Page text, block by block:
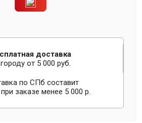
доставка
от 5 000 руб.
по СПб составит
заказе менее 5 000 р.